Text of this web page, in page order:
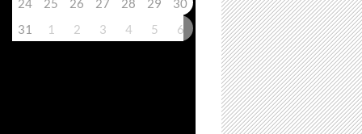
24 25 26 27 28 29
30
31
1 2 3 4 5 6